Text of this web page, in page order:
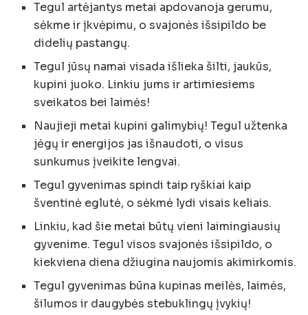
Tegul artėjantys metai apdovanoja gerumu,
sėkme ir įkvėpimu, o svajonės išsipildo be
didelių pastangų.
Tegul jūsų namai visada išlieka šilti, jaukūs,
kupini juoko. Linkiu jums ir artimiesiems
sveikatos bei laimės!
Naujieji metai kupini galimybių! Tegul užtenka
jėgų ir energijos jas išnaudoti, o visus
sunkumus įveikite lengvai.
Tegul gyvenimas spindi taip ryškiai kaip
šventinė eglutė, o sėkmė lydi visais keliais.
Linkiu, kad šie metai būtų vieni laimingiausių
gyvenime. Tegul visos svajonės išsipildo, o
kiekviena diena džiugina naujomis akimirkomis.
Tegul gyvenimas būna kupinas meilės, laimės,
šilumos ir daugybės stebuklingų įvykių!